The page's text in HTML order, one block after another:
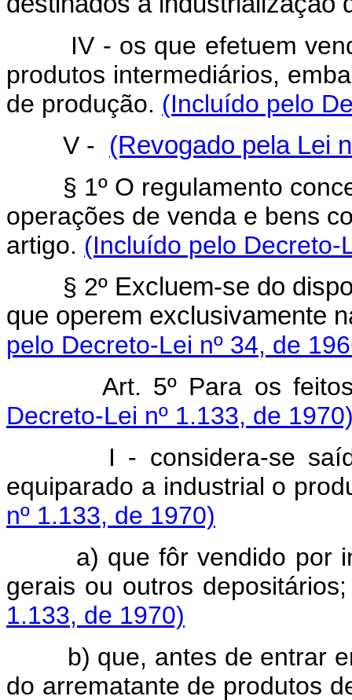
IV - os que efetuem
produtos intermediários,
de produção. (Incluído pelo
V - (Revogado pela Lei
§ 1º O regulamento
operações de venda e bens
artigo. (Incluído pelo Decreto-
§ 2º Excluem-se do
que operem exclusivamente
pelo Decreto-Lei nº 34, de
Art. 5º Para os feitos
Decreto-Lei nº 1.133, de
I - considera-se saído
equiparado a industrial o
nº 1.133, de 1970)
a) que fôr vendido por
gerais ou outros
1.133, de 1970)
b) que, antes de entrar
do arrematante de produtos